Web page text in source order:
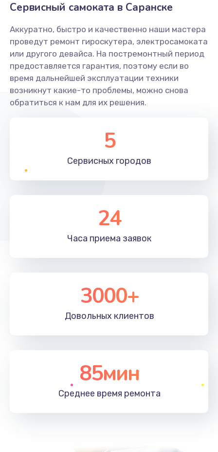
Сервисный самоката в Саранске
Аккуратно, быстро и качественно наши мастера
проведут ремонт гироскутера, электросамоката
или другого девайса. На постремонтный период
предоставляется гарантия, поэтому если во
время дальнейшей эксплуатации техники
возникнут какие-то проблемы, можно снова
обратиться к нам для их решения.
5
Сервисных городов
24
Часа приема заявок
3000+
Довольных клиентов
85мин
Среднее время ремонта